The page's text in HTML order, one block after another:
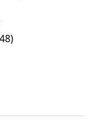
schlimmsten